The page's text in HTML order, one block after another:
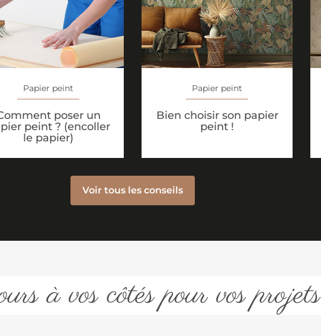
Papier peint
poser un
peint ? (encoller
le papier)
Papier peint
Bien choisir son papier
peint !
Voir tous les conseils
à vos côtés pour vos projets